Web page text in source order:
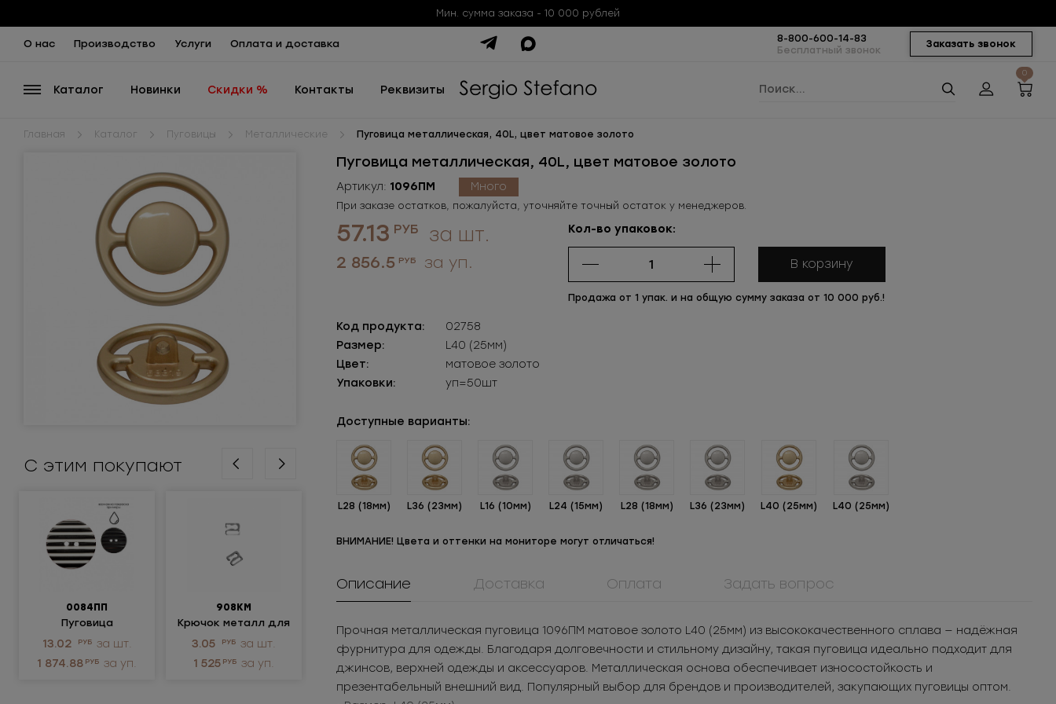
Мин. сумма заказа - 10 000 рублей
О нас Производство Услуги Оплата и доставка Заказать звонок
8-800-600-14-83
Бесплатный звонок
Каталог Новинки Скидки % Контакты Реквизиты
0
Главная Каталог Пуговицы Металлические Пуговица металлическая, 40L, цвет матовое золото
С этим покупают
0084ПП
Пуговица
пластиковая
13.02 РУБ за шт.
1 874.88 РУБ за уп.
908КМ
Крючок металл для
нижнего белья
3.05 РУБ за шт.
1 525 РУБ за уп.
металлическая
разъемная 5Т
115.72
за шт.
1 157.2
за уп.
пластиковая
13.02
за шт.
1 874.88
за уп.
Крючок металл для
нижнего белья
3.05
за шт.
1 525
за уп.
разъемная 5Т
115.72
за шт.
1 157.2
за уп.
Пуговица металлическая, 40L, цвет матовое золото
Артикул: 1096ПМ Много
При заказе остатков, пожалуйста, уточняйте точный остаток у менеджеров.
57.13 РУБ за шт.
2 856.5 РУБ за уп.
Кол-во упаковок:
В корзину
Продажа от 1 упак. и на общую сумму заказа от 10 000 руб.!
Код продукта:
02758
Размер:
L40 (25мм)
Цвет:
матовое золото
Упаковки:
уп=50шт
Доступные варианты:
L28 (18мм) L36 (23мм) L16 (10мм) L24 (15мм) L28 (18мм) L36 (23мм) L40 (25мм) L40 (25мм)
ВНИМАНИЕ! Цвета и оттенки на мониторе могут отличаться!
Описание Доставка Оплата Задать вопрос
Прочная металлическая пуговица 1096ПМ матовое золото L40 (25мм) из высококачественного сплава — надёжная
фурнитура для одежды. Благодаря долговечности и стильному дизайну, такая пуговица идеально подходит для
джинсов, верхней одежды и аксессуаров. Металлическая основа обеспечивает износостойкость и
презентабельный внешний вид. Популярный выбор для брендов и производителей, закупающих пуговицы оптом.